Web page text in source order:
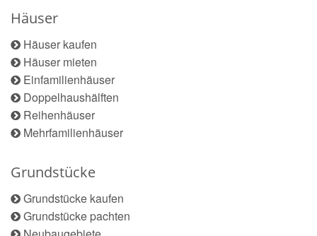
Häuser
Häuser kaufen
Häuser mieten
Einfamilienhäuser
Doppelhaushälften
Reihenhäuser
Mehrfamilienhäuser
Grundstücke
Grundstücke kaufen
Grundstücke pachten